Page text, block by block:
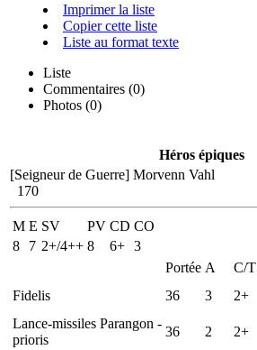
Imprimer la liste
Copier cette liste
Liste au format texte
Liste
Commentaires (0)
Photos (0)
Héros épiques
[Seigneur de Guerre] Morvenn Vahl
170
M E SV PV CD CO
8
7 2+/4++ 8 6+ 3
Portée A C/T
Fidelis
36 3 2+
Lance-missiles Parangon -
prioris
36 2 2+